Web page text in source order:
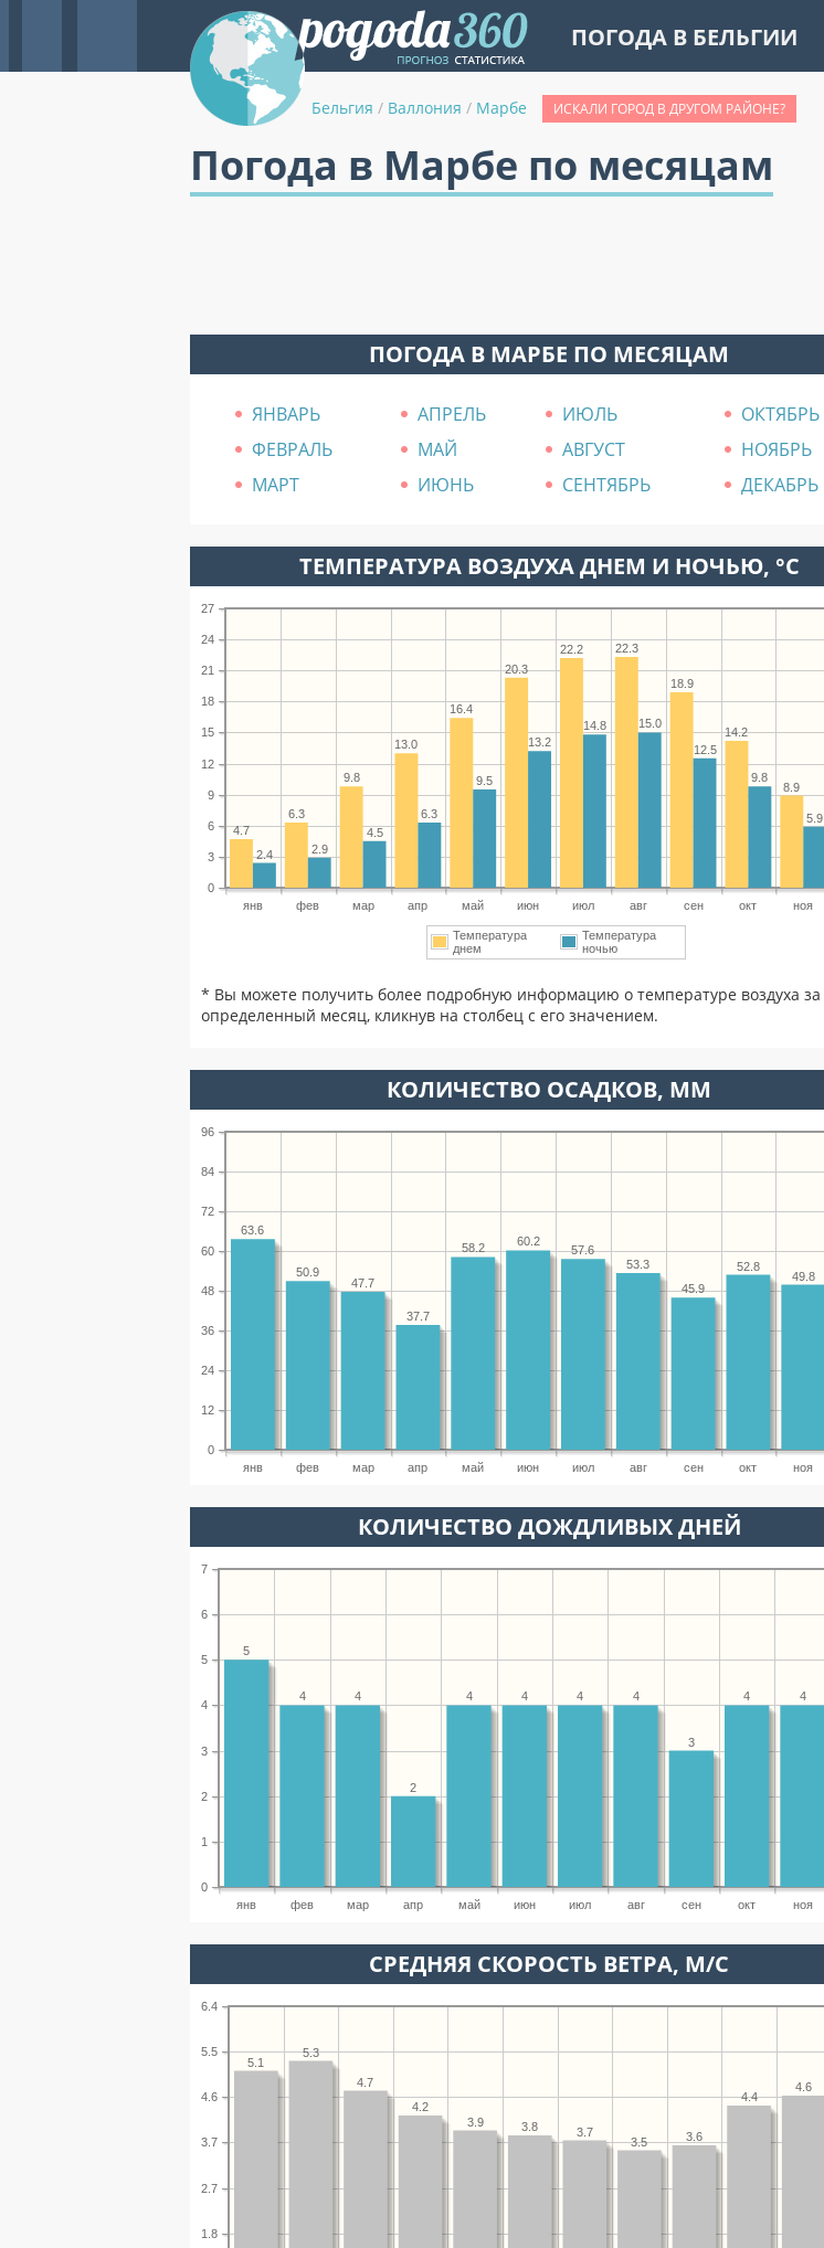
ПОГОДА В БЕЛЬГИИ
Бельгия / Валлония / Марбе ИСКАЛИ ГОРОД В ДРУГОМ РАЙОНЕ?
Погода в Марбе по месяцам
ПОГОДА В МАРБЕ ПО МЕСЯЦАМ
ЯНВАРЬ АПРЕЛЬ ИЮЛЬ
ОКТЯБРЬ
ФЕВРАЛЬ
МАЙ АВГУСТ
НОЯБРЬ
МАРТ
ИЮНЬ СЕНТЯБРЬ ДЕКАБРЬ
ТЕМПЕРАТУРА ВОЗДУХА ДНЕМ И НОЧЬЮ, °C
янв фев мар апр май июн июл авг сен окт ноя
0
3
6
9
12
15
18
21
24
27
8.9
14.2
18.9
22.3
22.2
20.3
16.4
13.0
9.8
6.3
4.7
5.9
9.8
12.5
15.0
14.8
13.2
9.5
6.3
4.5
2.9
2.4
Температура
днем
Температура
ночью
* Вы можете получить более подробную информацию о температуре воздуха за
определенный месяц, кликнув на столбец с его значением.
КОЛИЧЕСТВО ОСАДКОВ, ММ
янв фев мар апр май июн июл авг сен окт ноя
0
12
24
36
48
60
72
84
96
49.8
52.8
45.9
53.3
57.6
60.2
58.2
37.7
47.7
50.9
63.6
КОЛИЧЕСТВО ДОЖДЛИВЫХ ДНЕЙ
янв фев мар апр май июн июл авг сен окт ноя
0
1
2
3
4
5
6
7
4
4
3
4
4
4
4
2
4
4
5
СРЕДНЯЯ СКОРОСТЬ ВЕТРА, М/С
1.8
2.7
3.7
4.6
5.5
6.4
4.6
4.4
3.6
3.5
3.7
3.8
3.9
4.2
4.7
5.3
5.1